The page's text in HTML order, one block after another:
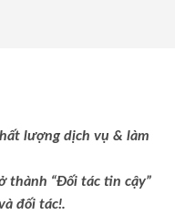
lượng dịch vụ & làm
thành “Đối tác tin cậy”
đối tác!.